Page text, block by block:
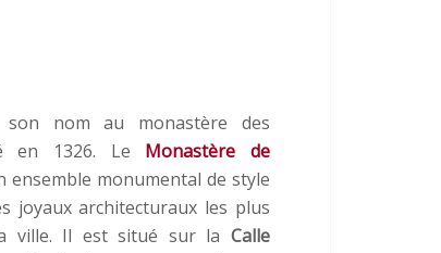
son nom au monastère des
en 1326. Le Monastère de
ensemble monumental de style
joyaux architecturaux les plus
ville. Il est situé sur la Calle